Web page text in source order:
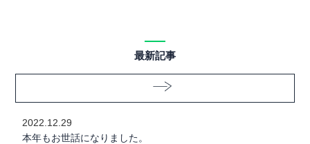
最新記事
2022.12.29
本年もお世話になりました。